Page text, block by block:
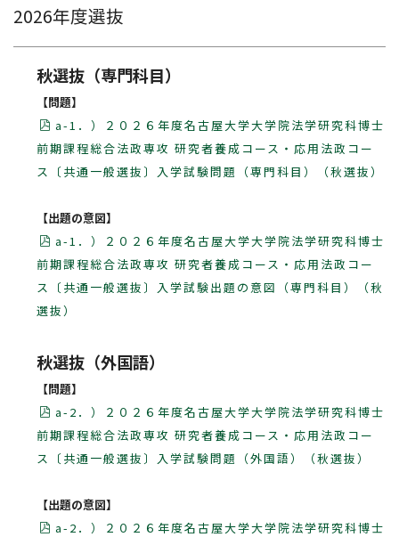
研究生・聴講生の方
詳しくはこちら
卒業後の進路
就職について
大学院へ進学
2026年度選抜
秋選抜（専門科目）
【問題】
a-1．）２０２６年度名古屋大学大学院法学研究科博士
前期課程総合法政専攻 研究者養成コース・応用法政コー
ス〔共通一般選抜〕入学試験問題（専門科目）（秋選抜）
【出題の意図】
a-1．）２０２６年度名古屋大学大学院法学研究科博士
前期課程総合法政専攻 研究者養成コース・応用法政コー
ス〔共通一般選抜〕入学試験出題の意図（専門科目）（秋
選抜）
秋選抜（外国語）
【問題】
a-2．）２０２６年度名古屋大学大学院法学研究科博士
前期課程総合法政専攻 研究者養成コース・応用法政コー
ス〔共通一般選抜〕入学試験問題（外国語）（秋選抜）
【出題の意図】
a-2．）２０２６年度名古屋大学大学院法学研究科博士